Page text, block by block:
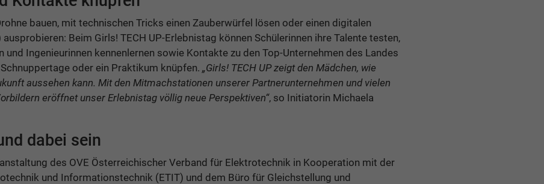
bauen, mit technischen Tricks einen Zauberwürfel lösen oder einen digitalen
Beim Girls! TECH UP-Erlebnistag können Schülerinnen ihre Talente testen,
und Ingenieurinnen kennenlernen sowie Kontakte zu den Top-Unternehmen des Landes
oder ein Praktikum knüpfen. „Girls! TECH UP zeigt den Mädchen, wie
aussehen kann. Mit den Mitmachstationen unserer Partnerunternehmen und vielen
eröffnet unser Erlebnistag völlig neue Perspektiven“, so Initiatorin Michaela
dabei sein
des OVE Österreichischer Verband für Elektrotechnik in Kooperation mit der
und Informationstechnik (ETIT) und dem Büro für Gleichstellung und